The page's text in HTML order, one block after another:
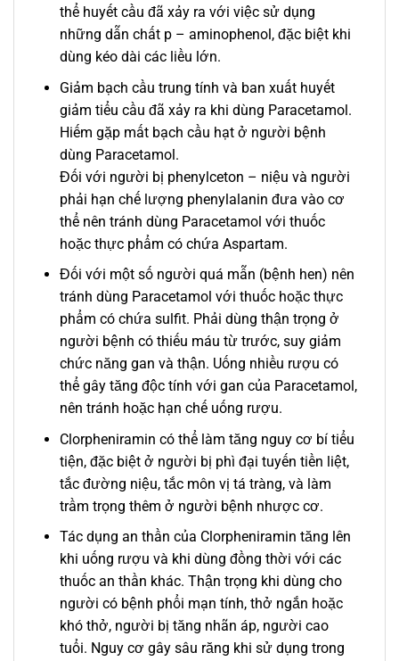
thể huyết cầu đã xảy ra với việc sử dụng
những dẫn chất p – aminophenol, đặc biệt khi
dùng kéo dài các liều lớn.
Giảm bạch cầu trung tính và ban xuất huyết
giảm tiểu cầu đã xảy ra khi dùng Paracetamol.
Hiếm gặp mất bạch cầu hạt ở người bệnh
dùng Paracetamol.
Đối với người bị phenylceton – niệu và người
phải hạn chế lượng phenylalanin đưa vào cơ
thể nên tránh dùng Paracetamol với thuốc
hoặc thực phẩm có chứa Aspartam.
Đối với một số người quá mẫn (bệnh hen) nên
tránh dùng Paracetamol với thuốc hoặc thực
phẩm có chứa sulfit. Phải dùng thận trọng ở
người bệnh có thiếu máu từ trước, suy giảm
chức năng gan và thận. Uống nhiều rượu có
thể gây tăng độc tính với gan của Paracetamol,
nên tránh hoặc hạn chế uống rượu.
Clorpheniramin có thể làm tăng nguy cơ bí tiểu
tiện, đặc biệt ở người bị phì đại tuyến tiền liệt,
tắc đường niệu, tắc môn vị tá tràng, và làm
trầm trọng thêm ở người bệnh nhược cơ.
Tác dụng an thần của Clorpheniramin tăng lên
khi uống rượu và khi dùng đồng thời với các
thuốc an thần khác. Thận trọng khi dùng cho
người có bệnh phổi mạn tính, thở ngắn hoặc
khó thở, người bị tăng nhãn áp, người cao
tuổi. Nguy cơ gây sâu răng khi sử dụng trong